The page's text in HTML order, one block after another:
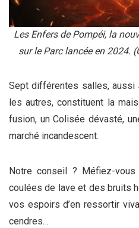
Les Enfers de Pompéi, la
sur le Parc lancée en 2024.
Sept différentes salles, aussi
les autres, constituent la
fusion, un Colisée dévasté,
marché incandescent.
Notre conseil ? Méfiez-
coulées de lave et des bruits
vos espoirs d’en ressortir
cendres…